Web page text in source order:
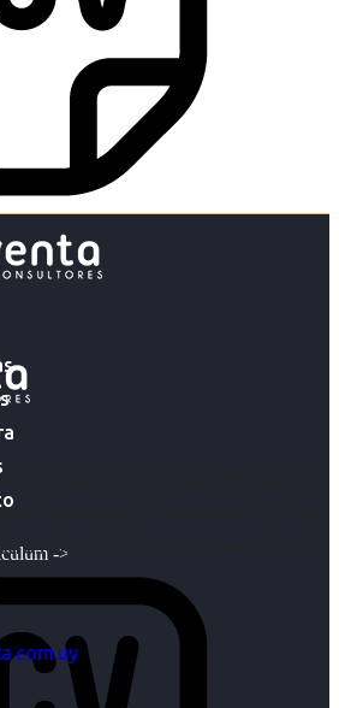
->
en su gestión de capital humano y
en la búsqueda y encuentro de sus
un trabajo, pero antes un placer.